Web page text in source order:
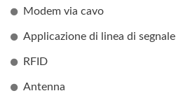
Modem via cavo
Applicazione di linea di segnale
RFID
Antenna